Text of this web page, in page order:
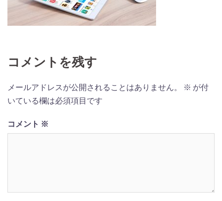
コメントを残す
メールアドレスが公開されることはありません。 ※ が付
いている欄は必須項目です
コメント ※